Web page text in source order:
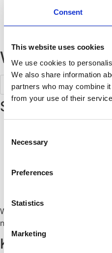
Consent
This website uses cookies
We use cookies to
We also share information
partners who may combine
from your use of their
Selection
Necessary
Preferences
Statistics
Marketing
KAMPAGNE
Wonach
Products
search
So filterst du
eröffnet eine Reihe von
zu gelangen, erscheint
nicht wieder nach oben
Wir hoffen, du findest, was
nicht, uns zu kontaktieren,
KONTAKTIEREN